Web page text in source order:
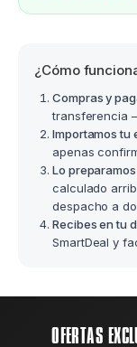
¿Cómo
Compras y
transferencia
Importamos tu
apenas
Lo
calculado
despacho a
Recibes en tu
SmartDeal y
OFERTAS